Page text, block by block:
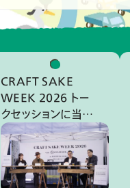
CRAFT SAKE
WEEK 2026 トー
クセッションに当社
代表の酒井が登壇
しました